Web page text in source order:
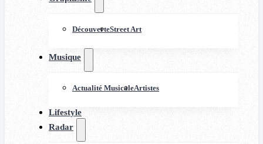
DécouverteStreet Art
Musique
Actualité MusicaleArtistes
Lifestyle
Radar